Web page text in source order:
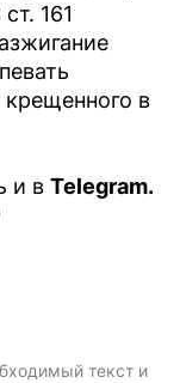
161
крещенного в
и в Telegram.
текст и